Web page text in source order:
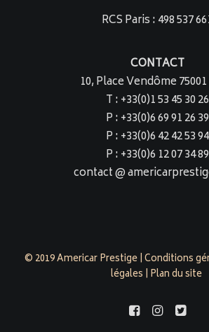
RCS Paris : 498 537
CONTACT
10, Place Vendôme
T : +33(0)1 53 45 30 26
P : +33(0)6 69 91 26 39
P : +33(0)6 42 42 53 94
P : +33(0)6 12 07 34 89
contact @
© 2019 Americar Prestige |Conditions
légales | Plan du site